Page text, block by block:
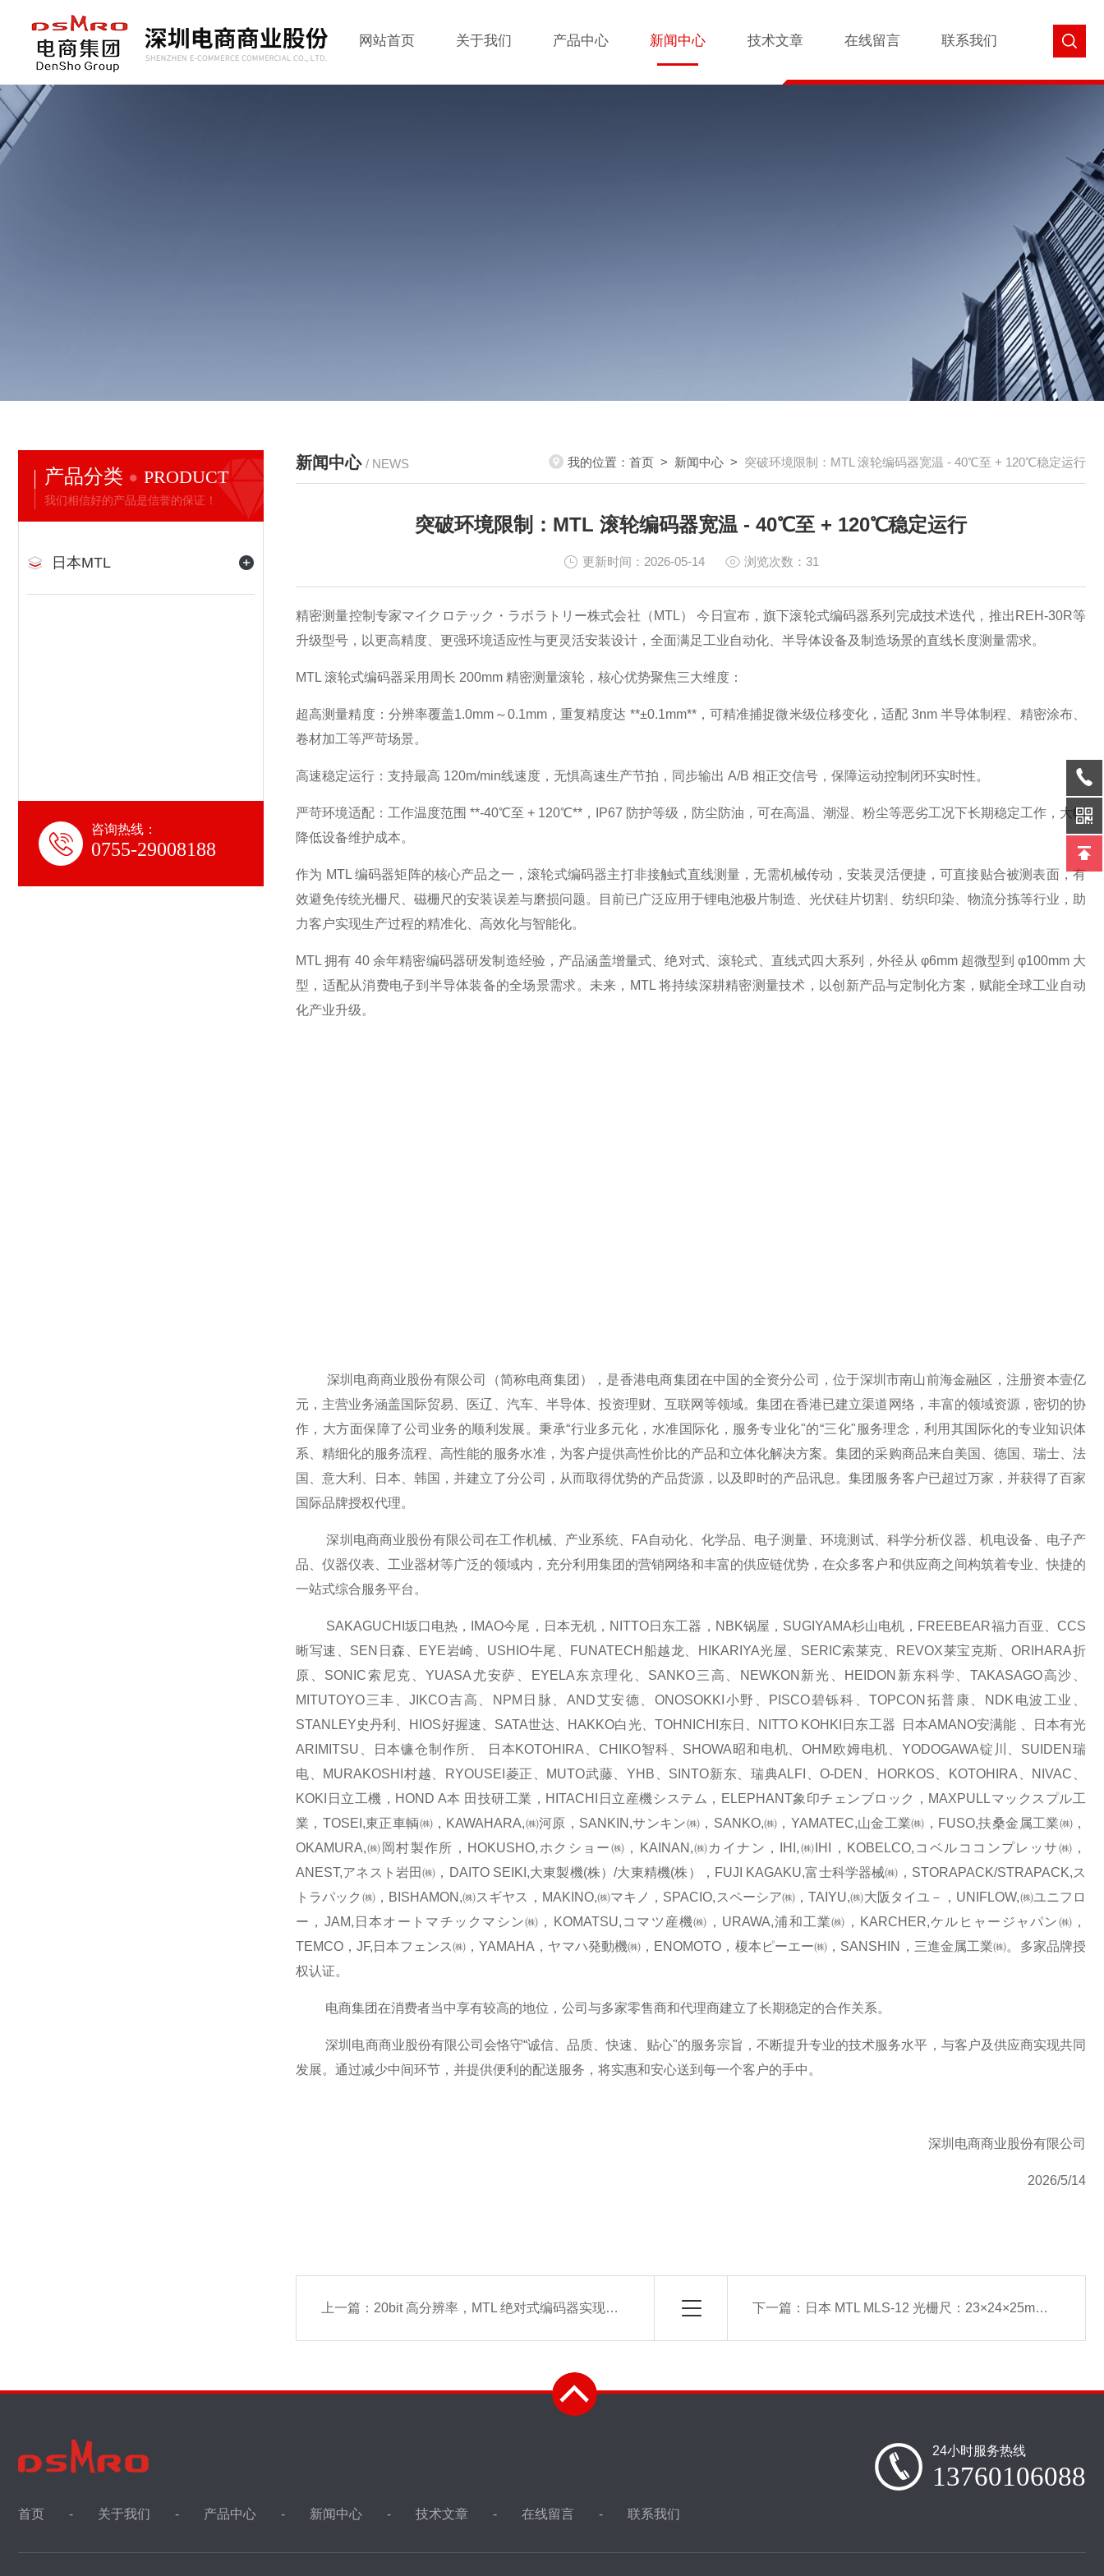
网站首页 关于我们 产品中心 新闻中心 技术文章 在线留言 联系我们
产品分类 PRODUCT
我们相信好的产品是信誉的保证！
日本MTL
咨询热线：
0755-29008188
新闻中心 / NEWS 我的位置： 首页 > 新闻中心 > 突破环境限制：MTL 滚轮编码器宽温 - 40℃至 + 120℃稳定运行
突破环境限制：MTL 滚轮编码器宽温 - 40℃至 + 120℃稳定运行
更新时间：2026-05-14 浏览次数：31
精密测量控制专家マイクロテック・ラボラトリー株式会社（MTL） 今日宣布，旗下滚轮式编码器系列完成技术迭代，推出REH-30R等
升级型号，以更高精度、更强环境适应性与更灵活安装设计，全面满足工业自动化、半导体设备及制造场景的直线长度测量需求。
MTL 滚轮式编码器采用周长 200mm 精密测量滚轮，核心优势聚焦三大维度：
超高测量精度：分辨率覆盖1.0mm～0.1mm，重复精度达 **±0.1mm**，可精准捕捉微米级位移变化，适配 3nm 半导体制程、精密涂布、
卷材加工等严苛场景。
高速稳定运行：支持最高 120m/min线速度，无惧高速生产节拍，同步输出 A/B 相正交信号，保障运动控制闭环实时性。
严苛环境适配：工作温度范围 **-40℃至 + 120℃**，IP67 防护等级，防尘防油，可在高温、潮湿、粉尘等恶劣工况下长期稳定工作，大幅
降低设备维护成本。
作为 MTL 编码器矩阵的核心产品之一，滚轮式编码器主打非接触式直线测量，无需机械传动，安装灵活便捷，可直接贴合被测表面，有
效避免传统光栅尺、磁栅尺的安装误差与磨损问题。目前已广泛应用于锂电池极片制造、光伏硅片切割、纺织印染、物流分拣等行业，助
力客户实现生产过程的精准化、高效化与智能化。
MTL 拥有 40 余年精密编码器研发制造经验，产品涵盖增量式、绝对式、滚轮式、直线式四大系列，外径从 φ6mm 超微型到 φ100mm 大
型，适配从消费电子到半导体装备的全场景需求。未来，MTL 将持续深耕精密测量技术，以创新产品与定制化方案，赋能全球工业自动
化产业升级。
深圳电商商业股份有限公司（简称电商集团），是香港电商集团在中国的全资分公司，位于深圳市南山前海金融区，注册资本壹亿
元，主营业务涵盖国际贸易、医辽、汽车、半导体、投资理财、互联网等领域。集团在香港已建立渠道网络，丰富的领域资源，密切的协
作，大方面保障了公司业务的顺利发展。秉承“行业多元化，水准国际化，服务专业化"的“三化"服务理念，利用其国际化的专业知识体
系、精细化的服务流程、高性能的服务水准，为客户提供高性价比的产品和立体化解决方案。集团的采购商品来自美国、德国、瑞士、法
国、意大利、日本、韩国，并建立了分公司，从而取得优势的产品货源，以及即时的产品讯息。集团服务客户已超过万家，并获得了百家
国际品牌授权代理。
深圳电商商业股份有限公司在工作机械、产业系统、FA自动化、化学品、电子测量、环境测试、科学分析仪器、机电设备、电子产
品、仪器仪表、工业器材等广泛的领域内，充分利用集团的营销网络和丰富的供应链优势，在众多客户和供应商之间构筑着专业、快捷的
一站式综合服务平台。
SAKAGUCHI坂口电热，IMAO今尾，日本无机，NITTO日东工器，NBK锅屋，SUGIYAMA杉山电机，FREEBEAR福力百亚、CCS
晰写速、SEN日森、EYE岩崎、USHIO牛尾、FUNATECH船越龙、HIKARIYA光屋、SERIC索莱克、REVOX莱宝克斯、ORIHARA折
原、SONIC索尼克、YUASA尤安萨、EYELA东京理化、SANKO三高、NEWKON新光、HEIDON新东科学、TAKASAGO高沙、
MITUTOYO三丰、JIKCO吉高、NPM日脉、AND艾安德、ONOSOKKI小野、PISCO碧铄科、TOPCON拓普康、NDK电波工业、
STANLEY史丹利、HIOS好握速、SATA世达、HAKKO白光、TOHNICHI东日、NITTO KOHKI日东工器 日本AMANO安满能 、日本有光
ARIMITSU、日本镰仓制作所、 日本KOTOHIRA、CHIKO智科、SHOWA昭和电机、OHM欧姆电机、YODOGAWA锭川、SUIDEN瑞
电、MURAKOSHI村越、RYOUSEI菱正、MUTO武藤、YHB、SINTO新东、瑞典ALFI、O-DEN、HORKOS、KOTOHIRA、NIVAC、
KOKI日立工機，HOND A本 田技研工業，HITACHI日立産機システム，ELEPHANT象印チェンブロック，MAXPULLマックスプル工
業，TOSEI,東正車輌㈱，KAWAHARA,㈱河原，SANKIN,サンキン㈱，SANKO,㈱，YAMATEC,山金工業㈱，FUSO,扶桑金属工業㈱，
OKAMURA,㈱岡村製作所，HOKUSHO,ホクショー㈱，KAINAN,㈱カイナン，IHI,㈱IHI，KOBELCO,コベルココンプレッサ㈱，
ANEST,アネスト岩田㈱，DAITO SEIKI,大東製機(株）/大東精機(株），FUJI KAGAKU,富士科学器械㈱，STORAPACK/STRAPACK,ス
トラパック㈱，BISHAMON,㈱スギヤス，MAKINO,㈱マキノ，SPACIO,スペーシア㈱，TAIYU,㈱大阪タイユ－，UNIFLOW,㈱ユニフロ
ー，JAM,日本オートマチックマシン㈱，KOMATSU,コマツ産機㈱，URAWA,浦和工業㈱，KARCHER,ケルヒャージャパン㈱，
TEMCO，JF,日本フェンス㈱，YAMAHA，ヤマハ発動機㈱，ENOMOTO，榎本ピーエー㈱，SANSHIN，三進金属工業㈱。多家品牌授
权认证。
电商集团在消费者当中享有较高的地位，公司与多家零售商和代理商建立了长期稳定的合作关系。
深圳电商商业股份有限公司会恪守“诚信、品质、快速、贴心"的服务宗旨，不断提升专业的技术服务水平，与客户及供应商实现共同
发展。通过减少中间环节，并提供便利的配送服务，将实惠和安心送到每一个客户的手中。
深圳电商商业股份有限公司
2026/5/14
上一篇： 20bit 高分辨率，MTL 绝对式编码器实现纳米级定位控制 下一篇： 日本 MTL MLS‑12 光栅尺：23×24×25mm 迷你体积，适配空间受限场景
首页 关于我们 产品中心 新闻中心 技术文章 在线留言 联系我们
24小时服务热线
13760106088